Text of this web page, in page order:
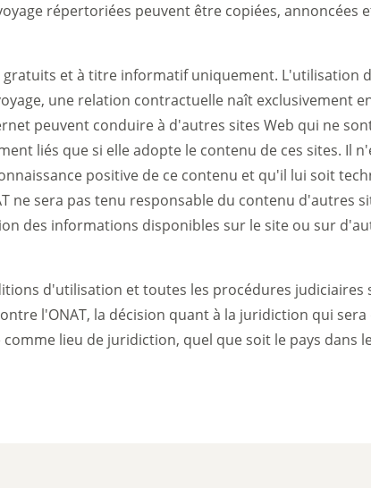
répertoriées peuvent être copiées, annoncées
et à titre informatif uniquement. L'utilisation
une relation contractuelle naît exclusivement
peuvent conduire à d'autres sites Web qui ne
liés que si elle adopte le contenu de ces sites. Il
positive de ce contenu et qu'il lui soit
ne sera pas tenu responsable du contenu d'autres
des informations disponibles sur le site ou sur
d'utilisation et toutes les procédures
l'ONAT, la décision quant à la juridiction qui
lieu de juridiction, quel que soit le pays dans